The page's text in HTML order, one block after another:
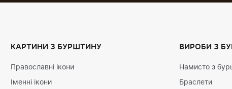
КАРТИНИ З БУРШТИНУ
Православні ікони
Іменні ікони
ВИРОБИ З
Намисто з
Браслети